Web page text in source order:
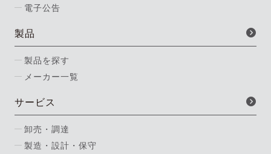
電子公告
製品
製品を探す
メーカー一覧
サービス
卸売・調達
製造・設計・保守